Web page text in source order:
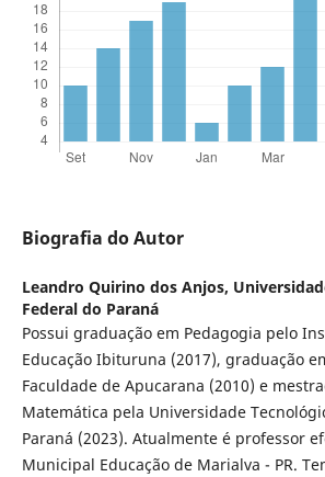
Biografia do Autor
Leandro Quirino dos Anjos,
Federal do Paraná
Possui graduação em Pedagogia pelo
Educação Ibituruna (2017), graduação
Faculdade de Apucarana (2010) e
Matemática pela Universidade
Paraná (2023). Atualmente é professor
Municipal Educação de Marialva - PR.